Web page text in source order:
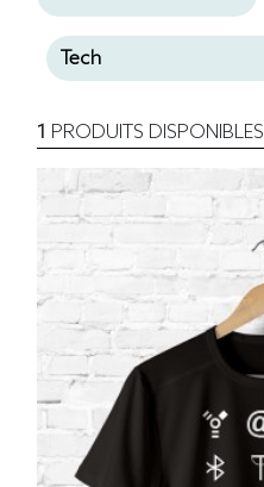
1 PRODUITS DISPONIBLES